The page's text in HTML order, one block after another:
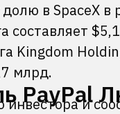
в SpaceX
составляет
Kingdom
млрд.
PayPal
инвестора и